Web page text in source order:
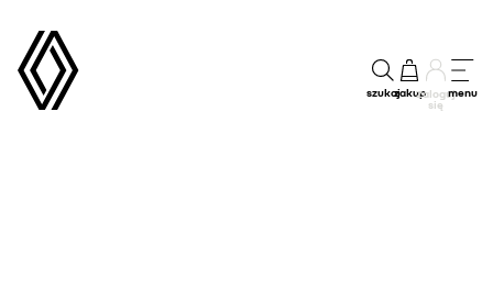
szukajzakupZaloguj
się
menu